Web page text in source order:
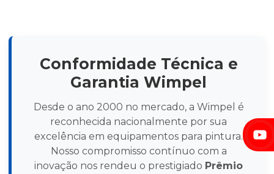
Conformidade Técnica e
Garantia Wimpel
Desde o ano 2000 no mercado, a Wimpel é
reconhecida nacionalmente por sua
excelência em equipamentos para pintura.
Nosso compromisso contínuo com a
inovação nos rendeu o prestigiado Prêmio